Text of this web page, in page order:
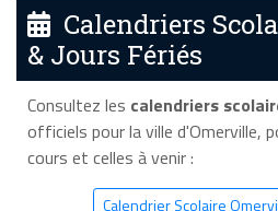
Calendriers
& Jours Fériés
Consultez les calendriers
officiels pour la ville d'Omerville,
cours et celles à venir :
Calendrier Scolaire